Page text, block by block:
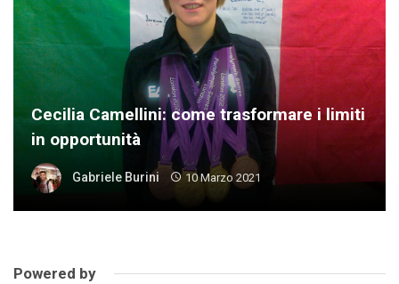
Cecilia Camellini: come trasformare i limiti
in opportunità
Gabriele Burini 10 Marzo 2021
Powered by